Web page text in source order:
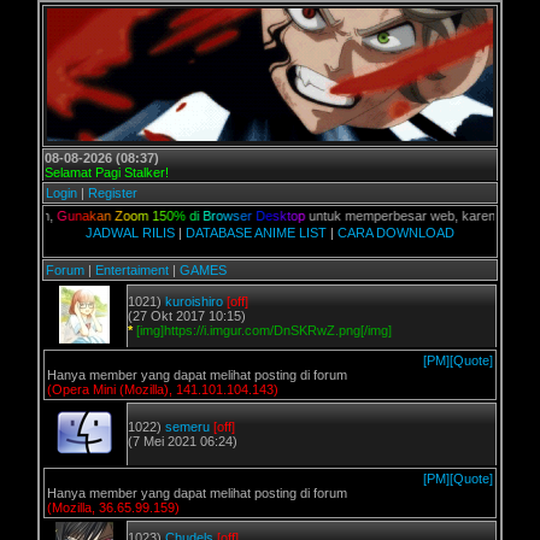
08-08-2026 (08:37)
Selamat Pagi Stalker!
Login | Register
un akan Zoom 150% di Br owser Desktopuntuk memperbesar web, karena aslinya
JADWAL RILIS | DATABASE ANIME LIST | CARA DOWNLOAD
Forum | Entertaiment | GAMES
1021) kuroishiro [off]
(27 Okt 2017 10:15)
* [img]https://i.imgur.com/DnSKRwZ.png[/img]
[PM][Quote]
Hanya member yang dapat melihat posting di forum
(Opera Mini (Mozilla), 141.101.104.143)
1022) semeru [off]
(7 Mei 2021 06:24)
[PM][Quote]
Hanya member yang dapat melihat posting di forum
(Mozilla, 36.65.99.159)